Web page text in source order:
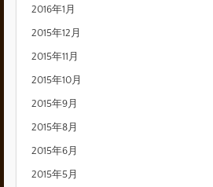
2016年1月
2015年12月
2015年11月
2015年10月
2015年9月
2015年8月
2015年6月
2015年5月